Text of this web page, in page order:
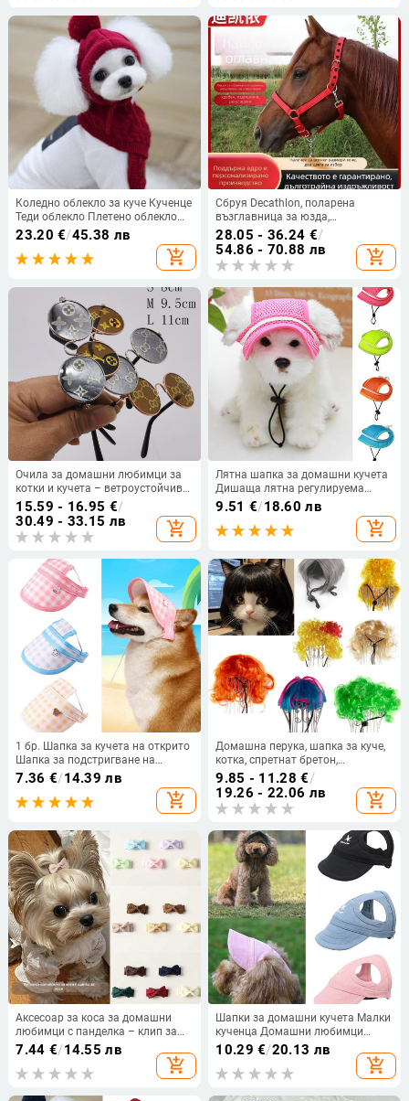
кучета Големи кучета
Коледно облекло за куче Кученце
Теди облекло Плетено облекло
Шапка за куче Зимна топла
плетена шапка на райета + шал
яка
23.20 €/45.38 лв
add_shopping_cart
Сбруя Decathlon, поларена
възглавница за юзда,
противоизносваща конна езда,
калъф за клетка за коне, размер
калъф за кранче за пони
28.05 - 36.24 €/
54.86 - 70.88 лв
add_shopping_cart
Очила за домашни любимци за
котки и кучета – ветроустойчиви,
метална рамка, универсална за
всички породи, модерен стил
15.59 - 16.95 €/
30.49 - 33.15 лв
add_shopping_cart
Лятна шапка за домашни кучета
Дишаща лятна регулируема
шапка за слънце платнена
мрежеста платнена шапка за
малки и средни кучета шапки за
котки Продукти за домашни
любимци YZL
9.51 €/18.60 лв
add_shopping_cart
1 бр. Шапка за кучета на открито
Шапка за подстригване на
кученца Шапка за слънце за
домашни любимци Шапка за
домашни любимци Регулиране
на шапки за домашни любимци
Бейзболна шапка за домашни
любимци с отворени уши Коте 강
아지
7.36 €/14.39 лв
add_shopping_cart
Домашна перука, шапка за куче,
котка, спретнат бретон,
експлозивна глава, плюшена
рокля, забавни празнични
принадлежности
9.85 - 11.28 €/
19.26 - 22.06 лв
add_shopping_cart
Аксесоар за коса за домашни
любимци с панделка – клип за
коса, декоративна украса
7.44 €/14.55 лв
add_shopping_cart
Шапки за домашни кучета Малки
кученца Домашни любимци
Лятна плътна шапка Оксфорд
Шапка с бейзболна козирка за
кучета Външни аксесоари Шапка
10.29 €/20.13 лв
add_shopping_cart